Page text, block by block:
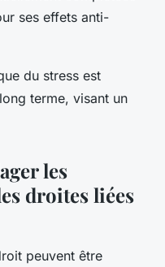
ses effets anti-
du stress est
terme, visant un
les
droites liées
peuvent être